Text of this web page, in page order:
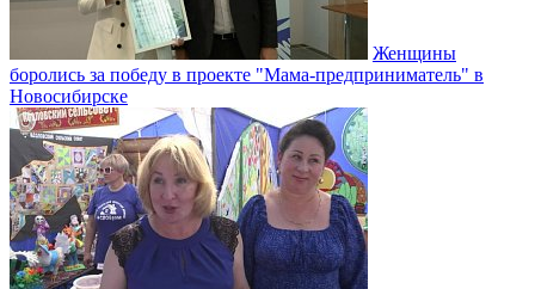
Женщины
боролись за победу в проекте "Мама-предприниматель" в
Новосибирске